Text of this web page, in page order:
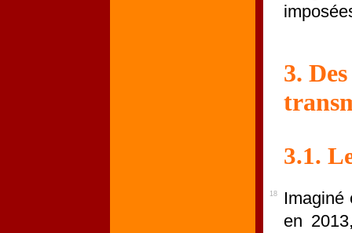
3.
3.1.
18
Imaginé
en